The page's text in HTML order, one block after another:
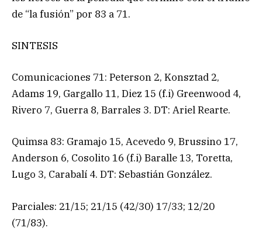
de “la fusión” por 83 a 71.
SINTESIS
Comunicaciones 71: Peterson 2, Konsztad 2,
Adams 19, Gargallo 11, Diez 15 (f.i) Greenwood 4,
Rivero 7, Guerra 8, Barrales 3. DT: Ariel Rearte.
Quimsa 83: Gramajo 15, Acevedo 9, Brussino 17,
Anderson 6, Cosolito 16 (f.i) Baralle 13, Toretta,
Lugo 3, Carabalí 4. DT: Sebastián González.
Parciales: 21/15; 21/15 (42/30) 17/33; 12/20
(71/83).